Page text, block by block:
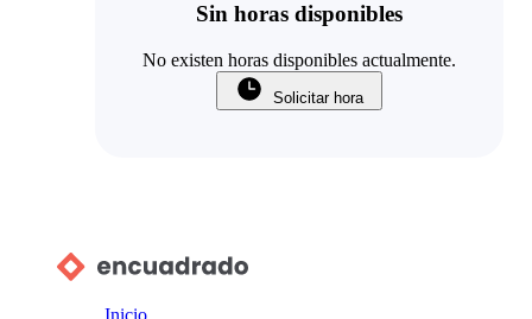
Sin horas disponibles
No existen horas disponibles actualmente.
Solicitar hora